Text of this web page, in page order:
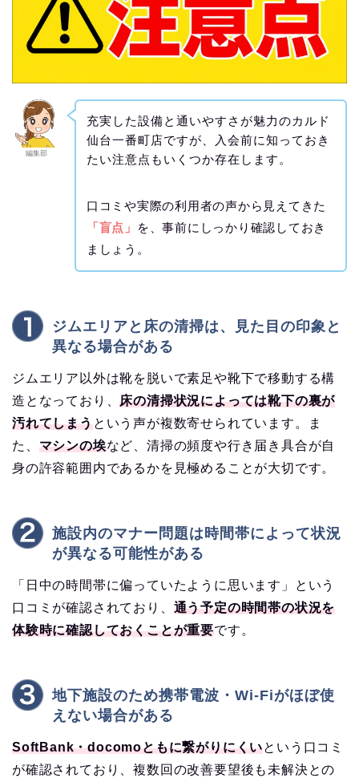
編集部
充実した設備と通いやすさが魅力のカルド
仙台一番町店ですが、入会前に知っておき
たい注意点もいくつか存在します。
口コミや実際の利用者の声から見えてきた
「盲点」
を、事前にしっかり確認しておき
ましょう。
ジムエリアと床の清掃は、見た目の印象と
異なる場合がある
ジムエリア以外は靴を脱いで素足や靴下で移動する構
造となっており、床の清掃状況によっては靴下の裏が
汚れてしまうという声が複数寄せられています。ま
た、 マシンの埃など、清掃の頻度や行き届き具合が自
身の許容範囲内であるかを見極めることが大切です。
施設内のマナー問題は時間帯によって状況
が異なる可能性がある
「日中の時間帯に偏っていたように思います」という
口コミが確認されており、 通う予定の時間帯の状況を
体験時に確認しておくことが重要です。
地下施設のため携帯電波・Wi-Fiがほぼ使
えない場合がある
SoftBank・docomoともに繋がりにくいという口コミ
が確認されており、複数回の改善要望後も未解決との